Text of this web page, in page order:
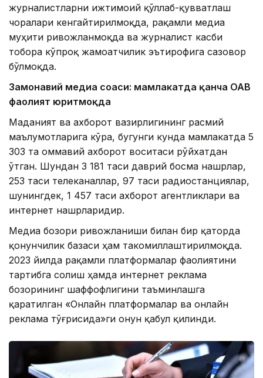
журналистларни ижтимоий қўллаб-қувватлаш
чоралари кенгайтирилмоқда, рақамли медиа
муҳити ривожланмоқда ва журналист касби
тобора кўпроқ жамоатчилик эътирофига сазовор
бўлмоқда.
Замонавий медиа соҳаси: мамлакатда қанча ОАВ
фаолият юритмоқда
Маданият ва ахборот вазирлигининг расмий
маълумотларига кўра, бугунги кунда мамлакатда 5
303 та оммавий ахборот воситаси рўйхатдан
ўтган. Шундан 3 181 таси даврий босма нашрлар,
253 таси телеканаллар, 97 таси радиостанциялар,
шунингдек, 1 457 таси ахборот агентликлари ва
интернет нашрларидир.
Медиа бозори ривожланиши билан бир қаторда
қонунчилик базаси ҳам такомиллаштирилмоқда.
2023 йилда рақамли платформалар фаолиятини
тартибга солиш ҳамда интернет реклама
бозорининг шаффофлигини таъминлашга
қаратилган «Онлайн платформалар ва онлайн
реклама тўғрисида»ги Қонун қабул қилинди.